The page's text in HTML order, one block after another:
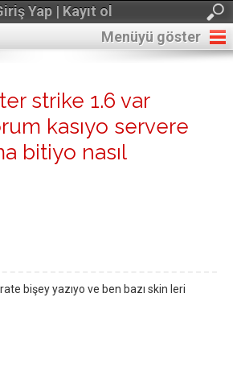
Yap | Kayıt ol
Menüyü göster
strike 1.6 var
kasıyo servere
bitiyo nasıl
bişey yazıyo ve ben bazı skin leri